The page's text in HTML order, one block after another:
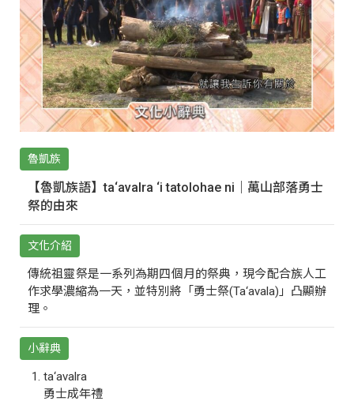
魯凱族
【魯凱族語】ta‘avalra ‘i tatolohae ni｜萬山部落勇士
祭的由來
文化介紹
傳統祖靈祭是一系列為期四個月的祭典，現今配合族人工
作求學濃縮為一天，並特別將「勇士祭(Ta‘avala)」凸顯辦
理。
小辭典
ta‘avalra
勇士成年禮